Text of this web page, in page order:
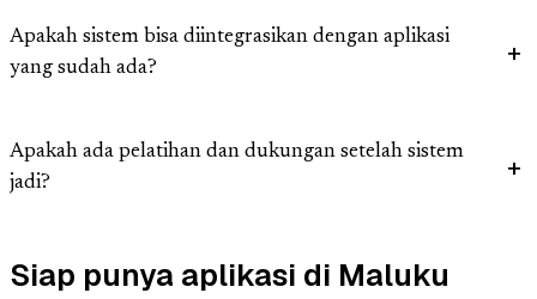
Apakah sistem bisa diintegrasikan dengan aplikasi
yang sudah ada?
Apakah ada pelatihan dan dukungan setelah sistem
jadi?
Siap punya aplikasi di Maluku